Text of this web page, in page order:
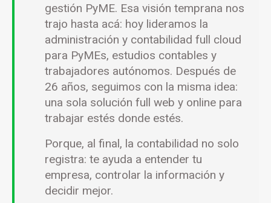
gestión PyME. Esa visión temprana nos
trajo hasta acá: hoy lideramos la
administración y contabilidad full cloud
para PyMEs, estudios contables y
trabajadores autónomos. Después de
26 años, seguimos con la misma idea:
una sola solución full web y online para
trabajar estés donde estés.
Porque, al final, la contabilidad no solo
registra: te ayuda a entender tu
empresa, controlar la información y
decidir mejor.